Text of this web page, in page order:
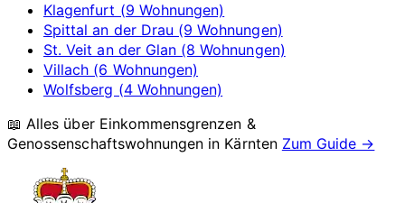
Klagenfurt (9 Wohnungen)
Spittal an der Drau (9 Wohnungen)
St. Veit an der Glan (8 Wohnungen)
Villach (6 Wohnungen)
Wolfsberg (4 Wohnungen)
📖 Alles über Einkommensgrenzen &
Genossenschaftswohnungen in Kärnten Zum Guide →